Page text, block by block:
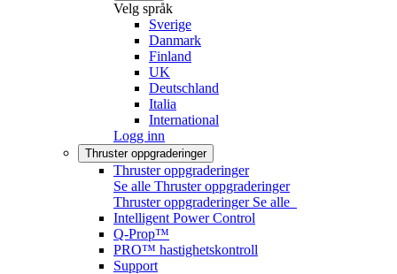
Velg språk
Sverige
Danmark
Finland
UK
Deutschland
Italia
International
Logg inn
Thruster oppgraderinger
Thruster oppgraderinger
Se alle Thruster oppgraderinger
Thruster oppgraderinger Se alle
Intelligent Power Control
Q-Prop™
PRO™ hastighetskontroll
Support